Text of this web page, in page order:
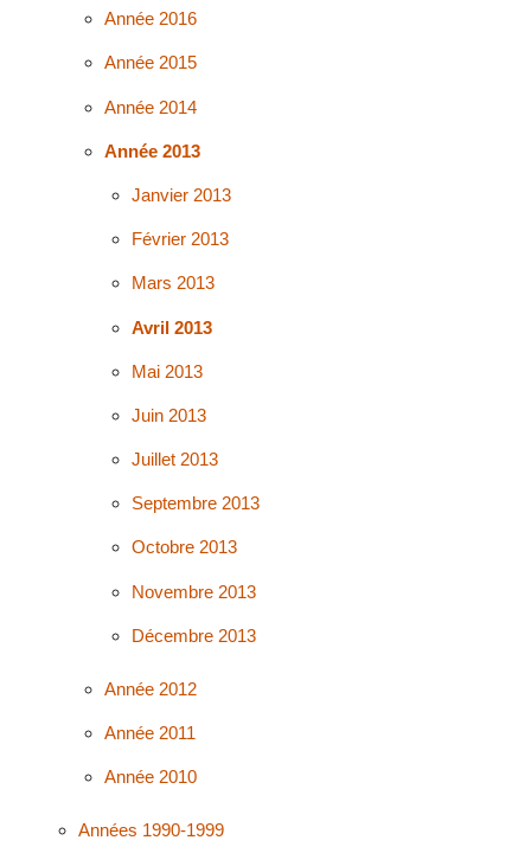
Année 2016
Année 2015
Année 2014
Année 2013
Janvier 2013
Février 2013
Mars 2013
Avril 2013
Mai 2013
Juin 2013
Juillet 2013
Septembre 2013
Octobre 2013
Novembre 2013
Décembre 2013
Année 2012
Année 2011
Année 2010
Années 1990-1999